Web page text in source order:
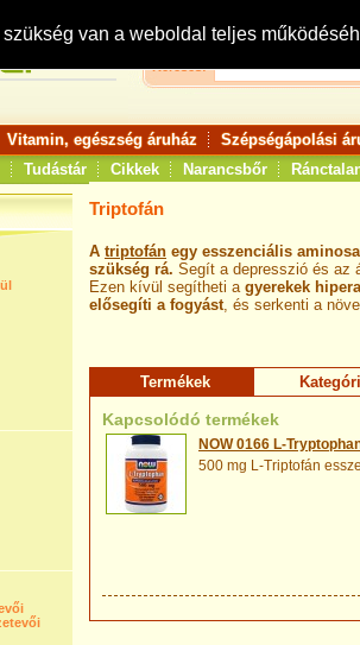
van a weboldal teljes
Keresés:
Vitamin, egészség áruház Szépségápolási
Tudástár Cikkek Narancsbőr
Triptofán
A triptofán egy esszenciális
szükség rá. Segít a depresszió és az
Ezen kívül segítheti a gyerekek
elősegíti a fogyást, és serkenti a
Termékek
Kapcsolódó termékek
NOW 0166 L-
500 mg L-Triptofán